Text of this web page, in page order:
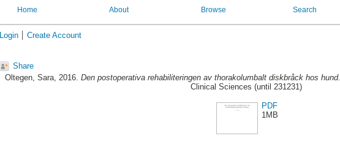
Home About Browse Search
Login Create Account
Share
Oltegen, Sara, 2016. Den postoperativa rehabiliteringen av thorakolumbalt diskbråck hos hund.
Clinical Sciences (until 231231)
PDF
1MB